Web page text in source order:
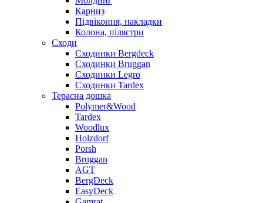
Карниз
Підвіконня, накладки
Колона, пілястри
Сходи
Сходинки Bergdeck
Сходинки Bruggan
Сходинки Legro
Сходинки Tardex
Терасна дошка
Polymer&Wood
Tardex
Woodlux
Holzdorf
Porsh
Bruggan
AGT
BergDeck
EasyDeck